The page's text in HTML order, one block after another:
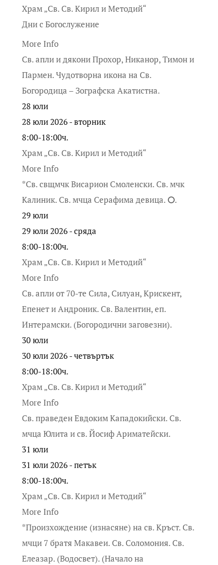
Храм „Св. Св. Кирил и Методий“
Дни с Богослужение
More Info
Св. апли и дякони Прохор, Никанор, Тимон и
Пармен. Чудотворна икона на Св.
Богородица – Зографска Акатистна.
28юли
28 юли 2026 - вторник
8:00-18:00ч.
Храм „Св. Св. Кирил и Методий“
More Info
*Св. свщмчк Висарион Смоленски. Св. мчк
Калиник. Св. мчца Серафима девица. ⭘.
29юли
29 юли 2026 - сряда
8:00-18:00ч.
Храм „Св. Св. Кирил и Методий“
More Info
Св. апли от 70-те Сила, Силуан, Крискент,
Епенет и Андроник. Св. Валентин, еп.
Интерамски. (Богородични заговезни).
30юли
30 юли 2026 - четвъртък
8:00-18:00ч.
Храм „Св. Св. Кирил и Методий“
More Info
Св. праведен Евдоким Кападокийски. Св.
мчца Юлита и св. Йосиф Ариматейски.
31 юли
31 юли 2026 - петък
8:00-18:00ч.
Храм „Св. Св. Кирил и Методий“
More Info
*Произхождение (изнасяне) на св. Кръст. Св.
мчци 7 братя Макавеи. Св. Соломония. Св.
Елеазар. (Водосвет). (Начало на